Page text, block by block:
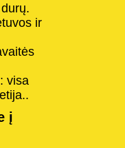
ir
visa
į